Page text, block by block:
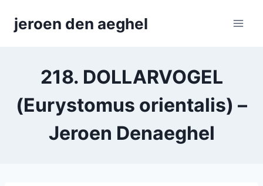
jeroen den aeghel
218. DOLLARVOGEL
(Eurystomus orientalis) –
Jeroen Denaeghel